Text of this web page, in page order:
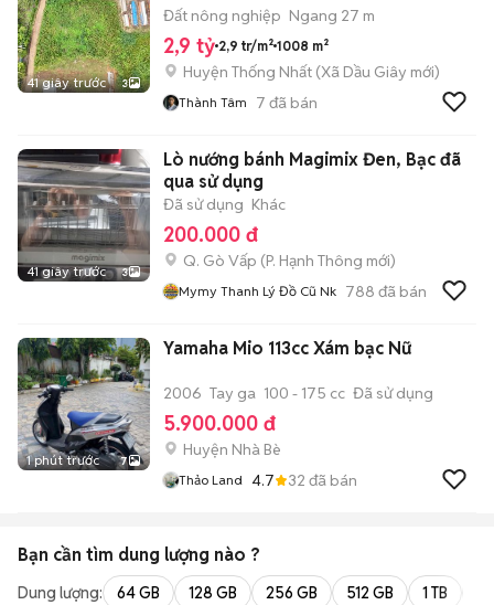
41 giây trước 3
Đất nông nghiệp Ngang 27 m
2,9 tỷ 2,9 tr/m² 1008 m²
Huyện Thống Nhất (Xã Dầu Giây mới)
Thành Tâm 7 đã bán
41 giây trước 3
Lò nướng bánh Magimix Đen, Bạc đã
qua sử dụng
Đã sử dụng Khác
200.000 đ
Q. Gò Vấp (P. Hạnh Thông mới)
Mymy Thanh Lý Đồ Cũ Nk 788 đã bán
1 phút trước 7
Yamaha Mio 113cc Xám bạc Nữ
2006 Tay ga 100 - 175 cc Đã sử dụng
5.900.000 đ
Huyện Nhà Bè
Thảo Land 4.7 32 đã bán
Bạn cần tìm dung lượng nào ?
Dung lượng: 64 GB 128 GB 256 GB 512 GB 1 TB